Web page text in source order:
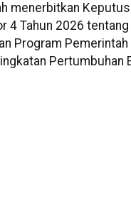
menerbitkan
4 Tahun 2026 tentang
Program
Pertumbuhan